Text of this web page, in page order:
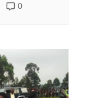
0